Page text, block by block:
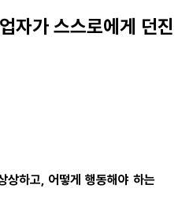
자가 스스로에게 던진
상하고, 어떻게 행동해야 하는